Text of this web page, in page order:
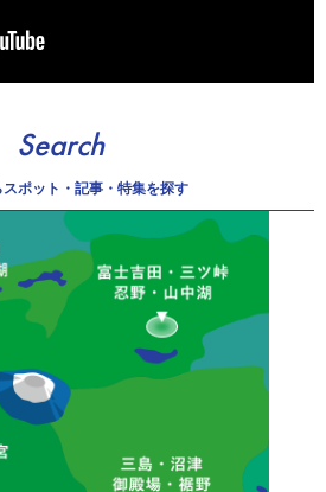
Search
スポット・記事・特集を探す